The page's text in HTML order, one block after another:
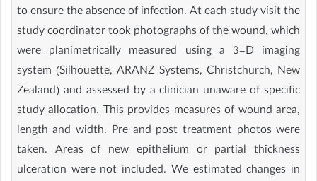
to ensure the absence of infection. At each study visit the
study coordinator took photographs of the wound, which
were planimetrically measured using a 3-D imaging
system (Silhouette, ARANZ Systems, Christchurch, New
Zealand) and assessed by a clinician unaware of specific
study allocation. This provides measures of wound area,
length and width. Pre and post treatment photos were
taken. Areas of new epithelium or partial thickness
ulceration were not included. We estimated changes in